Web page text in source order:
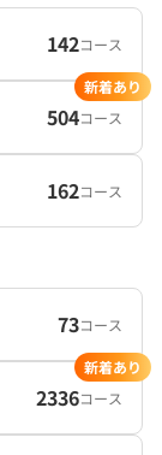
142コース
504コース
新着あり
162コース
73コース
2336コース
新着あり